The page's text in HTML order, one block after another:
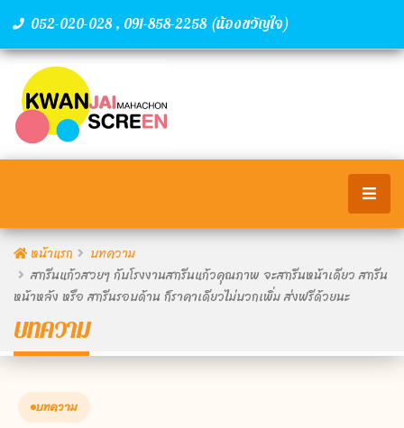
052-020-028 , 091-858-2258 (น้องขวัญใจ)
หน้าแรก
บทความ
สกรีนแก้วสวยๆ กับโรงงานสกรีนแก้วคุณภาพ จะสกรีนหน้าเดียว สกรีน
หน้าหลัง หรือ สกรีนรอบด้าน ก็ราคาเดียวไม่บวกเพิ่ม ส่งฟรีด้วยนะ
บทความ
บทความ